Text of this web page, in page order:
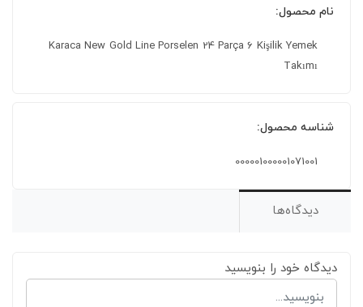
نام محصول:
Karaca New Gold Line Porselen 24 Parça 6 Kişilik Yemek
Takımı
شناسه محصول:
000001000001071001
دیدگاه‌ها
دیدگاه خود را بنویسید